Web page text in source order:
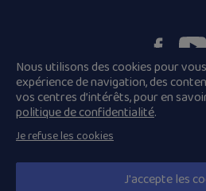
Plan du site
Conditions
© 2026 Diocèse de Quimper et
Nous utilisons des cookies pour
expérience de navigation, des
vos centres d’intérêts, pour en
politique de confidentialité.
Je refuse les cookies
J'accepte les